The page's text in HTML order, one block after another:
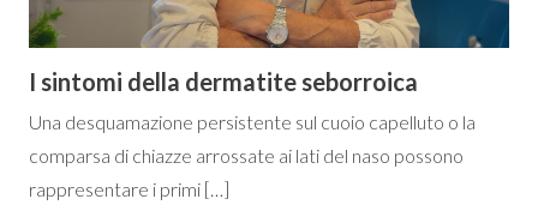
I sintomi della dermatite seborroica
Una desquamazione persistente sul cuoio capelluto o la
comparsa di chiazze arrossate ai lati del naso possono
rappresentare i primi […]